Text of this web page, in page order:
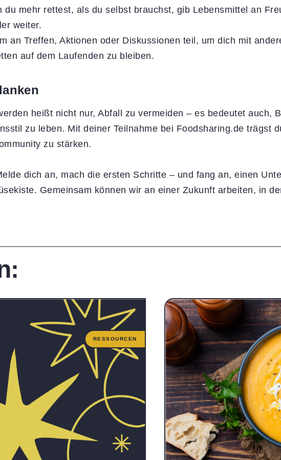
du mehr rettest, als du selbst brauchst, gib Lebensmittel an
weiter.
an Treffen, Aktionen oder Diskussionen teil, um dich mit
auf dem Laufenden zu bleiben.
heißt nicht nur, Abfall zu vermeiden – es bedeutet auch,
zu leben. Mit deiner Teilnahme bei Foodsharing.de trägst
zu stärken.
dich an, mach die ersten Schritte – und fang an, einen
Gemeinsam können wir an einer Zukunft arbeiten, in
RESSOURCEN